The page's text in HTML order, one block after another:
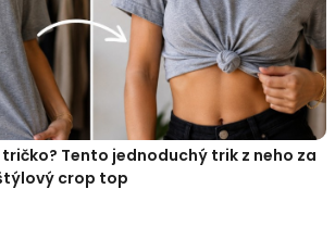
Tento jednoduchý trik z neho za
crop top